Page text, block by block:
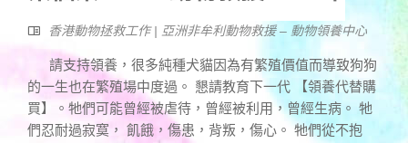
香港動物拯救工作 | 亞洲非牟利動物救援 – 動物領養中心
請支持領養，很多純種犬貓因為有繁殖價值而導致狗狗
的一生也在繁殖場中度過。 懇請教育下一代 【領養代替購
買】。牠們可能曾經被虐待，曾經被利用，曾經生病。 牠
們忍耐過寂寞， 飢餓，傷患，背叛，傷心。 牠們從不抱